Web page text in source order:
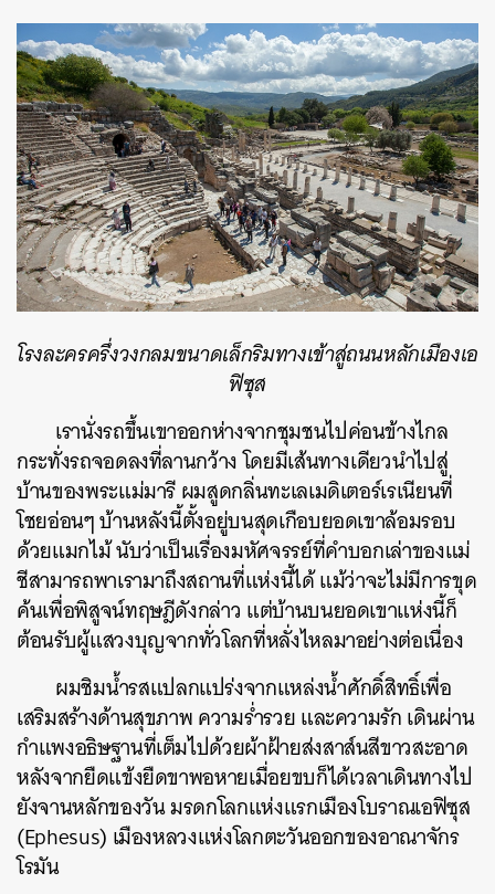
โรงละครครึ่งวงกลมขนาดเล็กริมทางเข้าสู่ถนนหลักเมืองเอ
ฟิซุส
เรานั่งรถขึ้นเขาออกห่างจากชุมชนไปค่อนข้างไกล
กระทั่งรถจอดลงที่ลานกว้าง โดยมีเส้นทางเดียวนำไปสู่
บ้านของพระแม่มารี ผมสูดกลิ่นทะเลเมดิเตอร์เรเนียนที่
โชยอ่อนๆ บ้านหลังนี้ตั้งอยู่บนสุดเกือบยอดเขาล้อมรอบ
ด้วยแมกไม้ นับว่าเป็นเรื่องมหัศจรรย์ที่คำบอกเล่าของแม่
ชีสามารถพาเรามาถึงสถานที่แห่งนี้ได้ แม้ว่าจะไม่มีการขุด
ค้นเพื่อพิสูจน์ทฤษฎีดังกล่าว แต่บ้านบนยอดเขาแห่งนี้ก็
ต้อนรับผู้แสวงบุญจากทั่วโลกที่หลั่งไหลมาอย่างต่อเนื่อง
ผมชิมน้ำรสแปลกแปร่งจากแหล่งน้ำศักดิ์สิทธิ์เพื่อ
เสริมสร้างด้านสุขภาพ ความร่ำรวย และความรัก เดินผ่าน
กำแพงอธิษฐานที่เต็มไปด้วยผ้าฝ้ายส่งสาส์นสีขาวสะอาด
หลังจากยืดแข้งยืดขาพอหายเมื่อยขบก็ได้เวลาเดินทางไป
ยังจานหลักของวัน มรดกโลกแห่งแรกเมืองโบราณเอฟิซุส
(Ephesus) เมืองหลวงแห่งโลกตะวันออกของอาณาจักร
โรมัน